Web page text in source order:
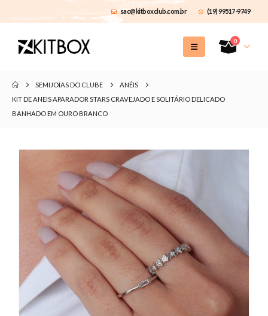
sac@kitboxclub.com.br (19) 99517-9749
0
SEMIJOIAS DO CLUBE
ANÉIS
KIT DE ANEIS APARADOR STARS CRAVEJADO E SOLITÁRIO DELICADO
BANHADO EM OURO BRANCO